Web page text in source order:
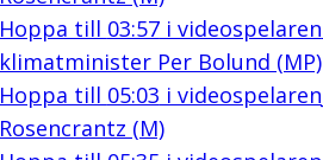
Hoppa till 03:57i videospelaren
klimatminister Per Bolund (MP)
Hoppa till 05:03 i videospelaren
Rosencrantz (M)